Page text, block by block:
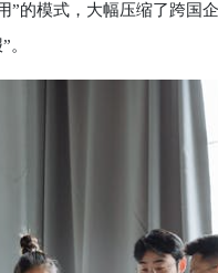
”的模式，大幅压缩了跨国
。